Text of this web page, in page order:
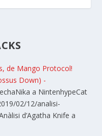
de Mango Protocol!
Down) -
a NintenhypeCat
02/12/analisi-
d’Agatha Knife a